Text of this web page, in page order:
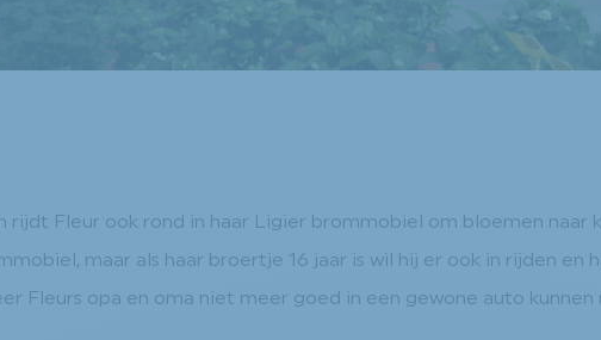
rijdt Fleur ook rond in haar Ligier brommobiel om bloemen
maar als haar broertje 16 jaar is wil hij er ook in rijden en
Fleurs opa en oma niet meer goed in een gewone auto